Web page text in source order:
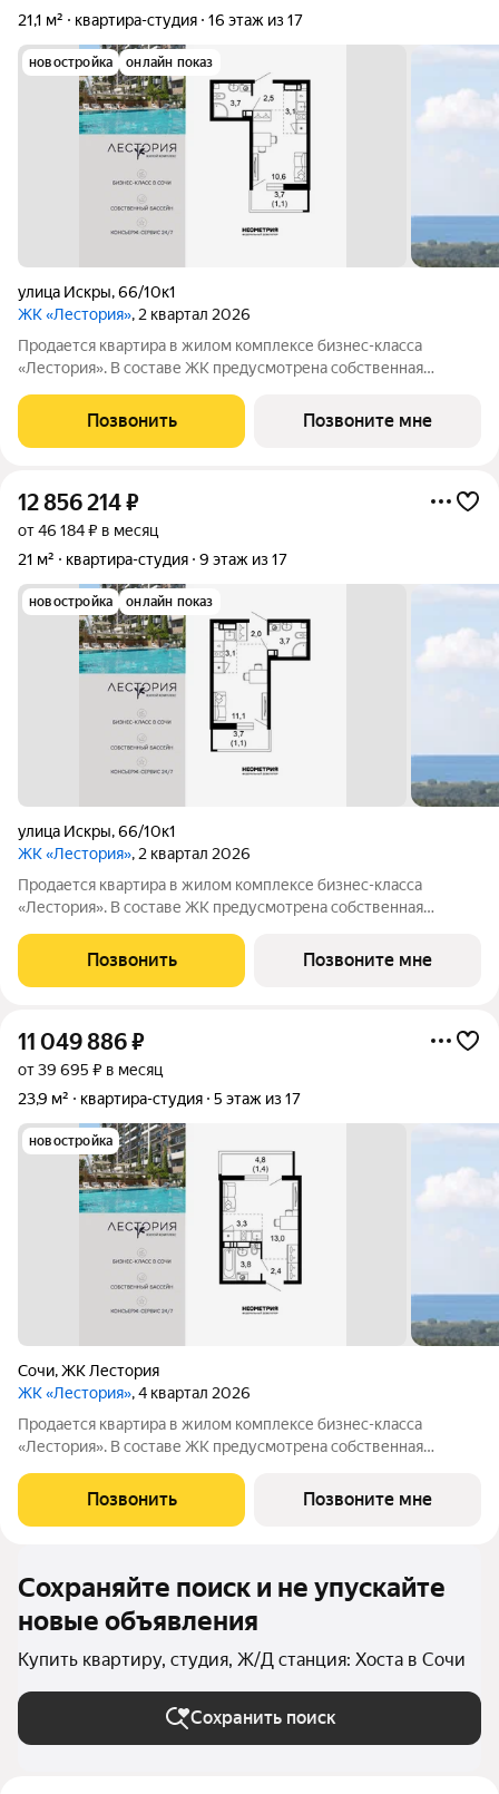
21,1 м² квартира-студия 16 этаж из 17
новостройка онлайн показ
улица Искры,66/10к1
ЖК «Лестория», 2 квартал 2026
Продается квартира в жилом комплексе бизнес-класса
«Лестория». В составе ЖК предусмотрена собственная
подогреваемыми бассейнами, что соответствуют стандартам
бизнес-класса. Аквазона объединяет взрослый и
Позвонить Позвоните мне
12 856 214₽
от 46 184 ₽ в месяц
21 м²
квартира-студия 9 этаж из 17
новостройка онлайн показ
улица Искры,66/10к1
ЖК «Лестория», 2 квартал 2026
Продается квартира в жилом комплексе бизнес-класса
«Лестория». В составе ЖК предусмотрена собственная
подогреваемыми бассейнами, что соответствуют стандартам
бизнес-класса. Аквазона объединяет взрослый и
Позвонить Позвоните мне
11 049 886₽
от 39 695 ₽ в месяц
23,9 м²
квартира-студия 5 этаж из 17
новостройка
Сочи,ЖК Лестория
ЖК «Лестория», 4 квартал 2026
Продается квартира в жилом комплексе бизнес-класса
«Лестория». В составе ЖК предусмотрена собственная
подогреваемыми бассейнами, что соответствуют стандартам
бизнес-класса. Аквазона объединяет взрослый и
Позвонить Позвоните мне
Сохраняйте поиск и не упускайте
новые объявления
Купить квартиру, студия, Ж/Д станция: Хоста в Сочи
Сохранить поиск